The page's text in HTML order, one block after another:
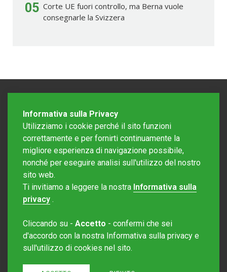
05 Corte UE fuori controllo, ma Berna vuole
consegnarle la Svizzera
Editore Rotostampa SA
Sito creato daRedesign
Informativa sulla Privacy
Utilizziamo i cookie perché il sito funzioni
correttamente e per fornirti continuamente la
migliore esperienza di navigazione possibile,
nonché per eseguire analisi sull'utilizzo del nostro
sito web.
Ti invitiamo a leggere la nostra Informativa sulla
privacy .
Cliccando su - Accetto - confermi che sei
d'accordo con la nostra Informativa sulla privacy e
sull'utilizzo di cookies nel sito.